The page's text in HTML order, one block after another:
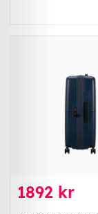
1892 kr